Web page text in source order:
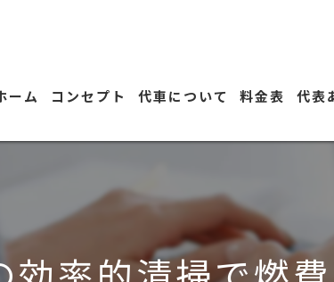
ーム コンセプト 代車について 料金表 代表